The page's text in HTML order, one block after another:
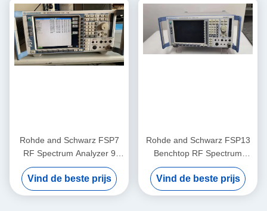
Rohde and Schwarz FSP7
RF Spectrum Analyzer 9
KHz tot 7 GHz Benchtop
Draagbaar met -155 dBm
Ruisniveau
Vind de beste prijs
Rohde and Schwarz FSP13
Benchtop RF Spectrum
Analyzer met een
frequentiebereik van 9 kHz
tot 13 GHz en een
Vind de beste prijs